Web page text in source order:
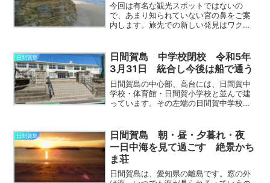
今回は有名な観光スポットではないの
で、あまり知られていない宮の鼻をご案
内します。旅先での新しい発見はワクワ
い。宮の鼻は東の海水浴場のさらに東、
東の先端です。まずは、日間...
日間賀島
日間賀島 中学校閉校 令和5年
3月31日 統合し今後は船で通う
日間賀島の中心部、高台には、日間賀中
学校・体育館・日間賀小学校と並んで建
っています。その左端の日間賀中学校
半島の中学校が、統合となるからです。
知多半島の内海中学校・...
日間賀島
日間賀島 朝・昼・夕暮れ・夜
一日中海を見て過ごす 絶景かち
ま荘
日間賀島は、愛知県の離島です。窓の外